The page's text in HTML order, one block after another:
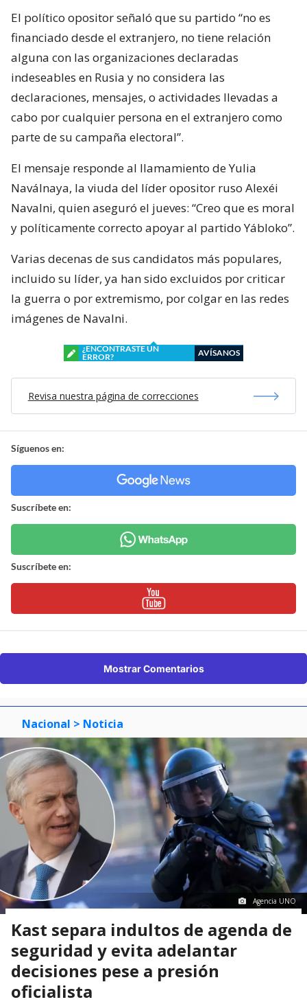
El político opositor señaló que su partido “no es
financiado desde el extranjero, no tiene relación
alguna con las organizaciones declaradas
indeseables en Rusia y no considera las
declaraciones, mensajes, o actividades llevadas a
cabo por cualquier persona en el extranjero como
parte de su campaña electoral”.
El mensaje responde al llamamiento de Yulia
Naválnaya, la viuda del líder opositor ruso Alexéi
Navalni, quien aseguró el jueves: “Creo que es moral
y políticamente correcto apoyar al partido Yábloko”.
Varias decenas de sus candidatos más populares,
incluido su líder, ya han sido excluidos por criticar
la guerra o por extremismo, por colgar en las redes
imágenes de Navalni.
¿ENCONTRASTE UN
ERROR?
AVÍSANOS
Revisa nuestra página de correcciones
Síguenos en:
Suscríbete en:
Suscríbete en:
Mostrar Comentarios
Nacional > Noticia
Agencia UNO
Kast separa indultos de agenda de
seguridad y evita adelantar
decisiones pese a presión
oficialista